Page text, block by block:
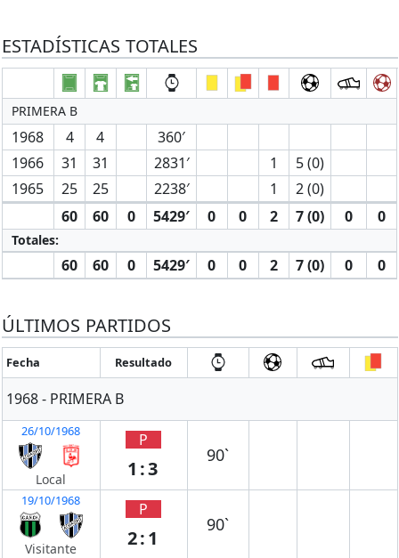
ESTADÍSTICAS TOTALES
PRIMERA B
1968 4 4
360′
1966
31 31 2831′ 1
5 (0)
1965
25 25 2238′ 1
2 (0)
60
60 0 5429′ 0 0 2 7 (0) 0 0
Totales:
60 60 0 5429′ 0 0 2 7 (0) 0 0
ÚLTIMOS PARTIDOS
Fecha Resultado
1968 - PRIMERA B
26/10/1968
Local
P
1:3
90`
19/10/1968
Visitante
P
2:1
90`